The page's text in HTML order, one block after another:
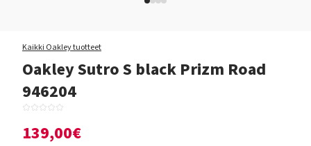
Kaikki Oakley tuotteet
Oakley Sutro S black Prizm Road
946204
139,00€